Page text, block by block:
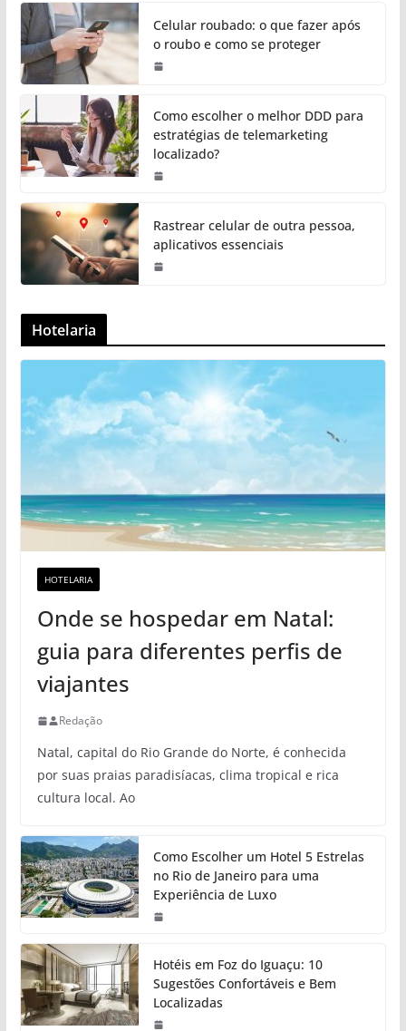
Celular roubado: o que fazer após
o roubo e como se proteger
Como escolher o melhor DDD para
estratégias de telemarketing
localizado?
Rastrear celular de outra pessoa,
aplicativos essenciais
Hotelaria
HOTELARIA
Onde se hospedar em Natal:
guia para diferentes perfis de
viajantes
Redação
Natal, capital do Rio Grande do Norte, é conhecida
por suas praias paradisíacas, clima tropical e rica
cultura local. Ao
Como Escolher um Hotel 5 Estrelas
no Rio de Janeiro para uma
Experiência de Luxo
Hotéis em Foz do Iguaçu: 10
Sugestões Confortáveis e Bem
Localizadas